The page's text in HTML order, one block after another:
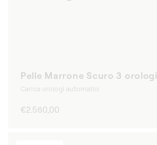
Pelle Marrone Scuro 3 orologi
Carica orologi automatici
Prezzo
€2.560,00